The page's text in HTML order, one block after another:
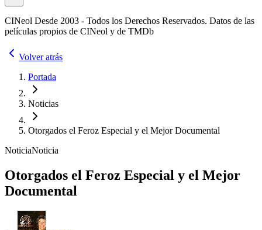
CINeol Desde 2003 - Todos los Derechos Reservados. Datos de las
películas propios de CINeol y de TMDb
Volver atrás
Portada
Noticias
Otorgados el Feroz Especial y el Mejor Documental
NoticiaNoticia
Otorgados el Feroz Especial y el Mejor
Documental